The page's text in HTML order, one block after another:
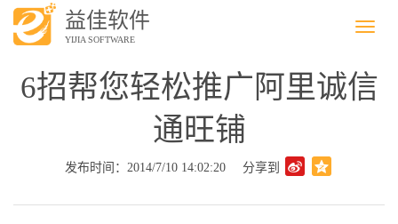
Menu
益佳软件
YIJIA SOFTWARE
6招帮您轻松推广阿里诚信
通旺铺
发布时间：2014/7/10 14:02:20 分享到